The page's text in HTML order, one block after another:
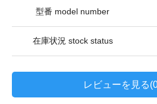
型番 model number
在庫状況 stock status
レビューを見る